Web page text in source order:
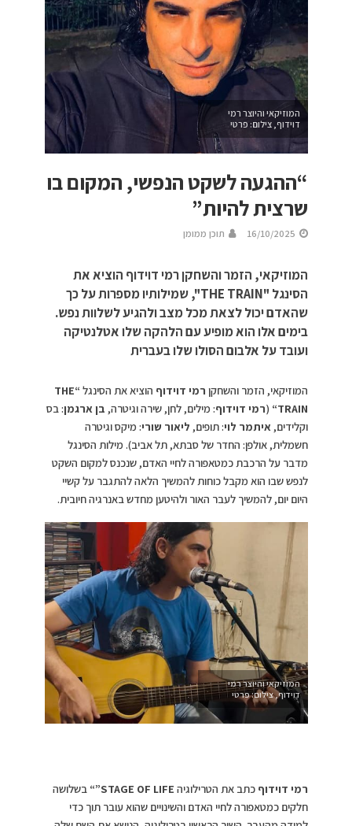
המוזיקאי והיוצר רמי
דוידוף, צילום: פרטי
“ההגעה לשקט הנפשי, המקום בו
שרצית להיות”
16/10/2025 תוכן ממומן
המוזיקאי, הזמר והשחקן רמי דוידוף הוציא את
הסינגל "THE TRAIN", שמילותיו מספרות על כך
שהאדם יכול לצאת מכל מצב ולהגיע לשלוות נפש.
בימים אלו הוא מופיע עם הלהקה שלו אטלנטיקה
ועובד על אלבום הסולו שלו בעברית
המוזיקאי, הזמר והשחקן רמי דוידוף הוציא את הסינגל“
THE
TRAIN
“
(רמי דוידוף: מילים, לחן, שירה וגיטרה, בן ארגמן: בס
וקלידים, איתמר לוי: תופים, ליאור שורי: מיקס וגיטרה
חשמלית, אולפן: החדר של סבתא, תל אביב). מילות הסינגל
מדבר על הרכבת כמטאפורה לחיי האדם, שנכנס למקום השקט
לנפש שבו הוא מקבל כוחות להמשיך הלאה להתגבר על קשיי
היום יום, להמשיך לעבר האור ולהיטען מחדש באנרגיה חיובית.
המוזיקאי והיוצר רמי
דוידוף, צילום: פרטי
רמי דוידוף כתב את הטרילוגיה STAGE OF LIFE”
“ בשלושה
חלקים כמטאפורה לחיי האדם והשינויים שהוא עובר תוך כדי